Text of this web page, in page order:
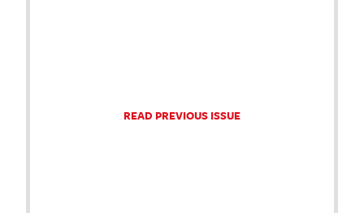
READ PREVIOUS ISSUE